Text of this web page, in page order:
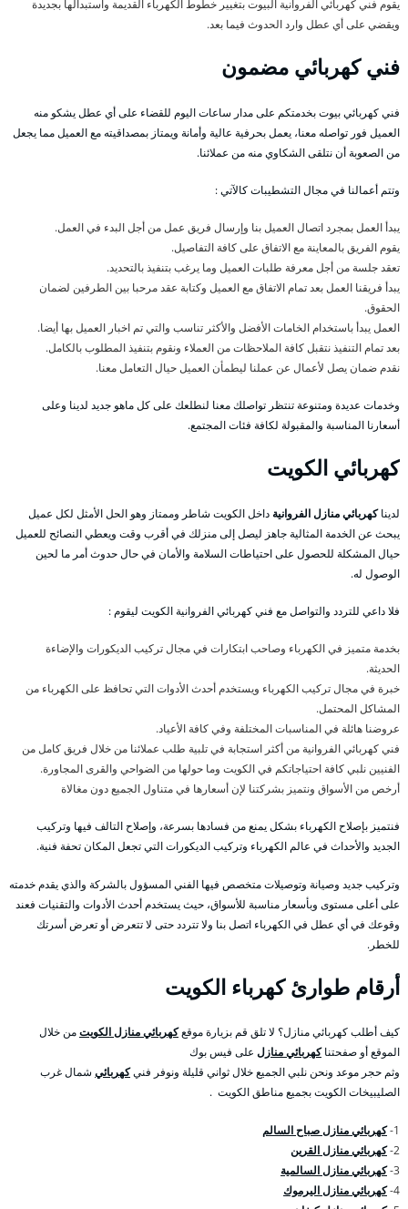
يقوم فني كهربائي الفروانية البيوت بتغيير خطوط الكهرباء القديمة واستبدالها بجديدة
ويقضي على أي عطل وارد الحدوث فيما بعد.
فني كهربائي مضمون
فني كهربائي بيوت بخدمتكم على مدار ساعات اليوم للقضاء على أي عطل يشكو منه
العميل فور تواصله معنا، يعمل بحرفية عالية وأمانة ويمتاز بمصداقيته مع العميل مما يجعل
من الصعوبة أن نتلقى الشكاوي منه من عملائنا.
وتتم أعمالنا في مجال التشطيبات كالآتي :
يبدأ العمل بمجرد اتصال العميل بنا وإرسال فريق عمل من أجل البدء في العمل.
يقوم الفريق بالمعاينة مع الاتفاق على كافة التفاصيل.
تعقد جلسة من أجل معرفة طلبات العميل وما يرغب بتنفيذ بالتحديد.
يبدأ فريقنا العمل بعد تمام الاتفاق مع العميل وكتابة عقد مرحبا بين الطرفين لضمان
الحقوق.
العمل يبدأ باستخدام الخامات الأفضل والأكثر تناسب والتي تم اخبار العميل بها أيضا.
بعد تمام التنفيذ نتقبل كافة الملاحظات من العملاء ونقوم بتنفيذ المطلوب بالكامل.
نقدم ضمان يصل لأعمال عن عملنا ليطمأن العميل حيال التعامل معنا.
وخدمات عديدة ومتنوعة تنتظر تواصلك معنا لنطلعك على كل ماهو جديد لدينا وعلى
أسعارنا المناسبة والمقبولة لكافة فئات المجتمع.
كهربائي الكويت
لديناكهربائي منازل الفروانية داخل الكويت شاطر وممتاز وهو الحل الأمثل لكل عميل
يبحث عن الخدمة المثالية جاهز ليصل إلى منزلك في أقرب وقت ويعطي النصائح للعميل
حيال المشكلة للحصول على احتياطات السلامة والأمان في حال حدوث أمر ما لحين
الوصول له.
فلا داعي للتردد والتواصل مع فني كهربائي الفروانية الكويت ليقوم :
بخدمة متميز في الكهرباء وصاحب ابتكارات في مجال تركيب الديكورات والإضاءة
الحديثة.
خبرة في مجال تركيب الكهرباء ويستخدم أحدث الأدوات التي تحافظ على الكهرباء من
المشاكل المحتمل.
عروضنا هائلة في المناسبات المختلفة وفي كافة الأعياد.
فني كهربائي الفروانية من أكثر استجابة في تلبية طلب عملائنا من خلال فريق كامل من
الفنيين نلبي كافة احتياجاتكم في الكويت وما حولها من الضواحي والقرى المجاورة.
أرخص من الأسواق ونتميز بشركتنا لإن أسعارها في متناول الجميع دون مغالاة
فنتميز بإصلاح الكهرباء بشكل يمنع من فسادها بسرعة، وإصلاح التالف فيها وتركيب
الجديد والأحداث في عالم الكهرباء وتركيب الديكورات التي تجعل المكان تحفة فنية.
وتركيب جديد وصيانة وتوصيلات متخصص فيها الفني المسؤول بالشركة والذي يقدم خدمته
على أعلى مستوى وبأسعار مناسبة للأسواق، حيث يستخدم أحدث الأدوات والتقنيات فعند
وقوعك في أي عطل في الكهرباء اتصل بنا ولا تتردد حتى لا تتعرض أو تعرض أسرتك
للخطر.
أرقام طوارئ كهرباء الكويت
كيف أطلب كهربائي منازل؟ لا تلق قم بزيارة موقعكهربائي منازل الكويتمن خلال
الموقع أو صفحتناكهربائي منازل على فيس بوك
وثم حجر موعد ونحن نلبي الجميع خلال ثواني قليلة ونوفر فنيكهربائي شمال غرب
الصليبيخات الكويت بجميع مناطق الكويت .
1- كهربائي منازل صباح السالم
2- كهربائي منازل القرين
3- كهربائي منازل السالمية
4- كهربائي منازل اليرموك